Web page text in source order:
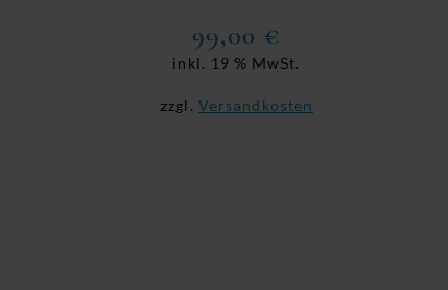
99,00 €
inkl. 19 % MwSt.
zzgl. Versandkosten